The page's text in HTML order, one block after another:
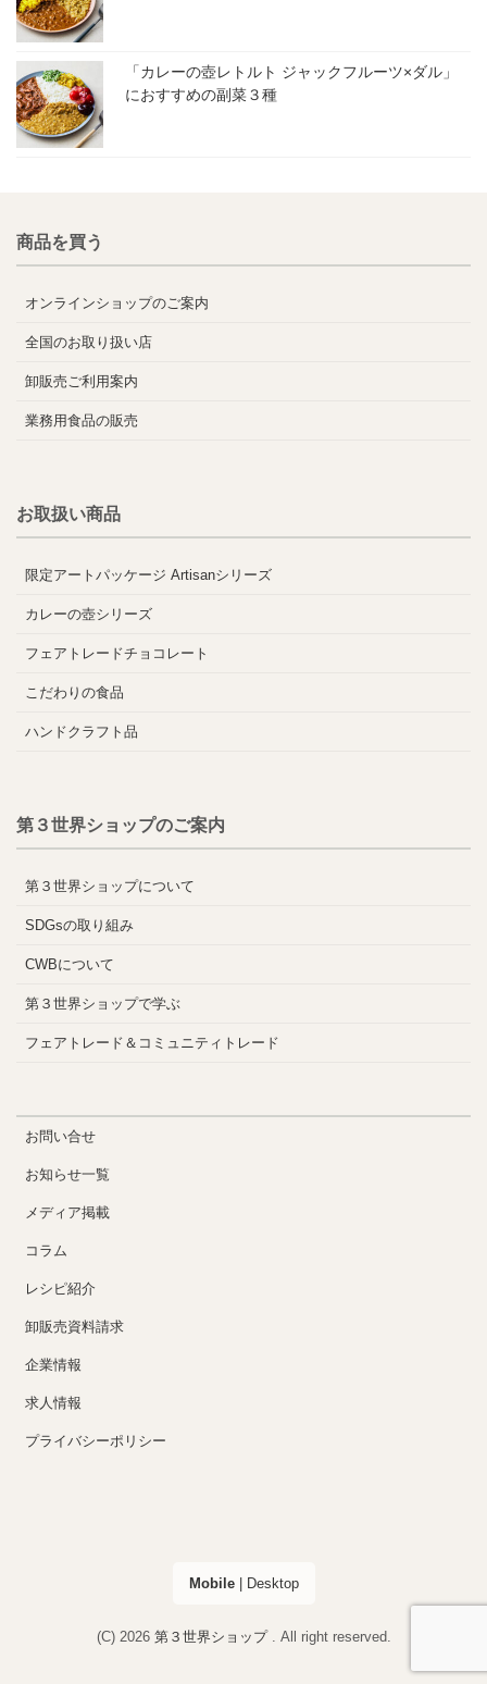
「カレーの壺レトルト ジャックフルーツ×ダル」
におすすめの副菜３種
商品を買う
オンラインショップのご案内
全国のお取り扱い店
卸販売ご利用案内
業務用食品の販売
お取扱い商品
限定アートパッケージ Artisanシリーズ
カレーの壺シリーズ
フェアトレードチョコレート
こだわりの食品
ハンドクラフト品
第３世界ショップのご案内
第３世界ショップについて
SDGsの取り組み
CWBについて
第３世界ショップで学ぶ
フェアトレード＆コミュニティトレード
お問い合せ
お知らせ一覧
メディア掲載
コラム
レシピ紹介
卸販売資料請求
企業情報
求人情報
プライバシーポリシー
Mobile| Desktop
(C) 2026 第３世界ショップ . All right reserved.